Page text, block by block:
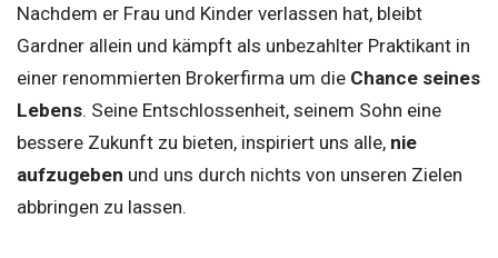
Nachdem er Frau und Kinder verlassen hat, bleibt
Gardner allein und kämpft als unbezahlter Praktikant in
einer renommierten Brokerfirma um die Chance seines
Lebens. Seine Entschlossenheit, seinem Sohn eine
bessere Zukunft zu bieten, inspiriert uns alle, nie
aufzugeben und uns durch nichts von unseren Zielen
abbringen zu lassen.